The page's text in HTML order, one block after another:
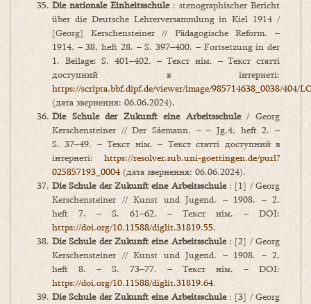
Die nationale Einheitsschule: stenographischer Bericht
über die Deutsche Lehrerversammlung in Kiel 1914 /
[Georg] Kerschensteiner // Pädagogische Reform. –
1914. – 38, heft 28. – S. 397–400. – Fortsetzung in der
1. Beilage: S. 401–402. – Текст нім. – Текст статті
доступний в інтернеті:
https://scripta.bbf.dipf.de/viewer/image/985714638_0038/404/
(дата звернення: 06.06.2024).
Die Schule der Zukunft eine Arbeitsschule/ Georg
Kerschensteiner // Der Säemann. – – Jg.4, heft 2. –
S. 37–49. – Текст нім. – Текст статті доступний в
інтернеті: https://resolver.sub.uni-goettingen.de/purl?
025857193_0004 (дата звернення: 06.06.2024).
Die Schule der Zukunft eine Arbeitsschule: [1] / Georg
Kerschensteiner // Kunst und Jugend. – 1908. – 2,
heft 7. – S. 61–62. – Текст нім. – DOI:
https://doi.org/10.11588/diglit.31819.55.
Die Schule der Zukunft eine Arbeitsschule: [2] / Georg
Kerschensteiner // Kunst und Jugend. – 1908. – 2,
heft 8. – S. 73–77. – Текст нім. – DOI:
https://doi.org/10.11588/diglit.31819.64.
Die Schule der Zukunft eine Arbeitsschule: [3] / Georg